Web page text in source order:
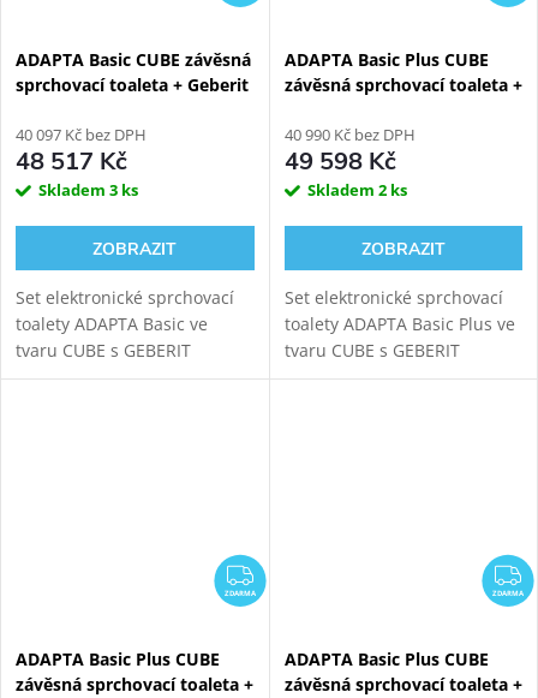
ADAPTA Basic CUBE závěsná
sprchovací toaleta + Geberit
40 097 Kč bez DPH
48 517 Kč
Skladem 3 ks
ZOBRAZIT
Set elektronické sprchovací
toalety ADAPTA Basic ve
tvaru CUBE s GEBERIT
KOMBIFIX 110.367.00.5
ADAPTA Basic Plus CUBE
závěsná sprchovací toaleta +
40 990 Kč bez DPH
49 598 Kč
Skladem 2 ks
ZOBRAZIT
Set elektronické sprchovací
toalety ADAPTA Basic Plus ve
tvaru CUBE s GEBERIT
DUOFIX 111.925.00.5
ZDARMA
ZDARMA
ADAPTA Basic Plus CUBE
závěsná sprchovací toaleta +
ZDARMA
ADAPTA Basic Plus CUBE
závěsná sprchovací toaleta +